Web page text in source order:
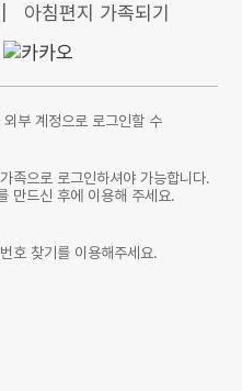
아침편지 가족되기
부 계정으로 로그인할 수
족으로 로그인하셔야 가능합니다.
만드신 후에 이용해 주세요.
호 찾기를 이용해주세요.